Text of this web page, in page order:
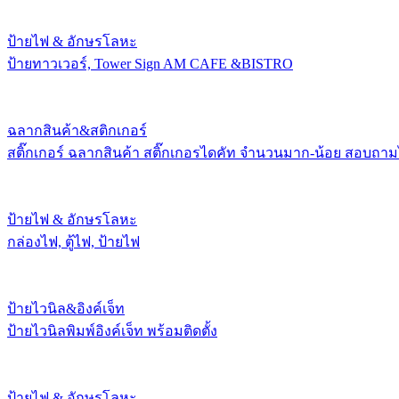
ป้ายไฟ & อักษรโลหะ
ป้ายทาวเวอร์, Tower Sign AM CAFE &BISTRO
ฉลากสินค้า&สติกเกอร์
สติ๊กเกอร์ ฉลากสินค้า สติ๊กเกอรไดคัท จำนวนมาก-น้อย สอบถา
ป้ายไฟ & อักษรโลหะ
กล่องไฟ, ตู้ไฟ, ป้ายไฟ
ป้ายไวนิล&อิงค์เจ็ท
ป้ายไวนิลพิมพ์อิงค์เจ็ท พร้อมติดตั้ง